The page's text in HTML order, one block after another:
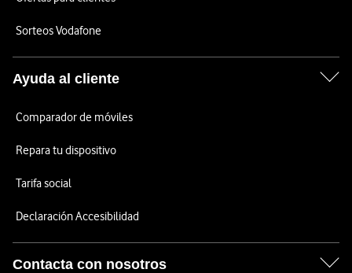
Sorteos Vodafone
Ayuda al cliente
Comparador de móviles
Repara tu dispositivo
Tarifa social
Declaración Accesibilidad
Contacta con nosotros